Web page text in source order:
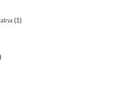
(1)